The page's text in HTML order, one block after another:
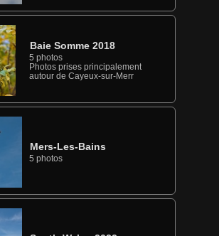
Baie Somme 2018
5 photos
Photos prises principalement
autour de Cayeux-sur-Merr
Mers-Les-Bains
5 photos